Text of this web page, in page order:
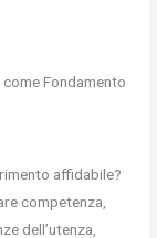
Fondamento
affidabile?
competenza,
dell’utenza,